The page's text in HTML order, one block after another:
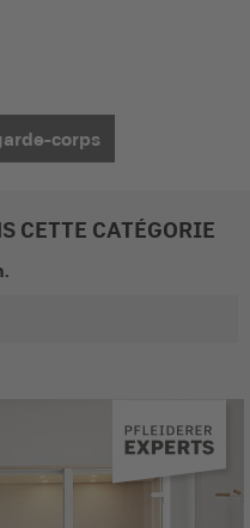
corps
CETTE CATÉGORIE